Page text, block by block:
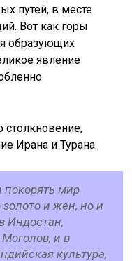
путей, в месте
Вот как горы
образующих
явление
Ирана и Турана.
мир
и жен, но и
Индостан,
и в
культура,